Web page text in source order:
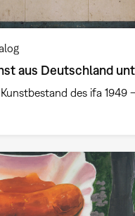
aus Deutschland
des ifa 1949